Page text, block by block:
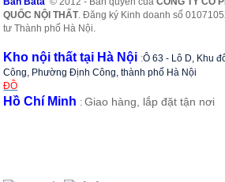
ghế
ban
đu,
ghế...
Phụ
QUỐC NỘI THẤT. Đăng ký Kinh doanh số
tư Thành phố Hà Nội.
Kho nội thất tại Hà Nội :Ô 63 - Lô D, Khu
Công, Phường Định Công, thành phố Hà Nội
ĐỒ
Hồ Chí Minh :Giao hàng, lắp đặt tận nơi